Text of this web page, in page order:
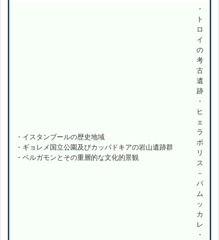
・イスタンブールの歴史地域
・ギョレメ国立公園及びカッパドキアの岩山遺跡群
・ベルガモンとその重層的な文化的景観
・
ト
ロ
イ
の
考
古
遺
跡
・
ヒ
ェ
ラ
ポ
リ
ス
－
パ
ム
ッ
カ
レ
・